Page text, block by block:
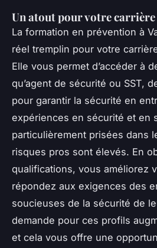
Un atout pour votre
La formation en prévention à
réel tremplin pour votre
Elle vous permet d’accéder à
qu’agent de sécurité ou SST,
pour garantir la sécurité en
expériences en sécurité et en
particulièrement prisées dans
risques pros sont élevés. En
qualifications, vous améliorez
répondez aux exigences des
soucieuses de la sécurité de
demande pour ces profils
et cela vous offre une